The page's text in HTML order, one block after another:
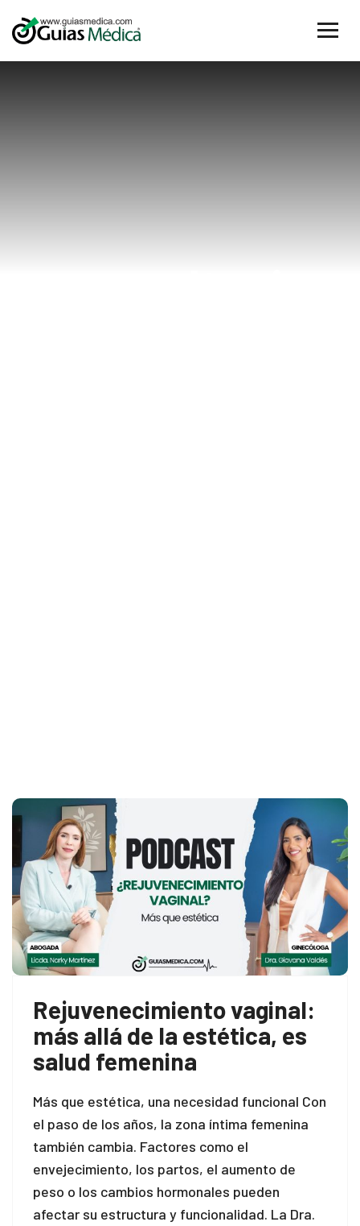
Rejuvenecimiento vaginal:
más allá de la estética, es
salud femenina
Más que estética, una necesidad funcional Con
el paso de los años, la zona íntima femenina
también cambia. Factores como el
envejecimiento, los partos, el aumento de
peso o los cambios hormonales pueden
afectar su estructura y funcionalidad. La Dra.